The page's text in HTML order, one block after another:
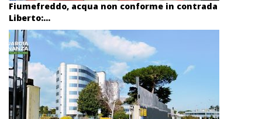
Fiumefreddo, acqua non conforme in contrada
Liberto:...